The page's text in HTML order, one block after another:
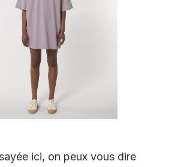
ici, on peux vous dire